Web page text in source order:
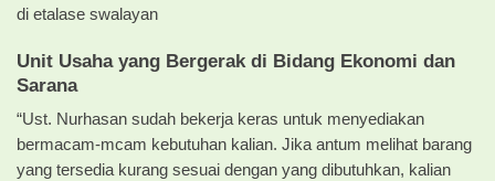
di etalase swalayan
Unit Usaha yang Bergerak di Bidang Ekonomi dan
Sarana
“Ust. Nurhasan sudah bekerja keras untuk menyediakan
bermacam-mcam kebutuhan kalian. Jika antum melihat barang
yang tersedia kurang sesuai dengan yang dibutuhkan, kalian